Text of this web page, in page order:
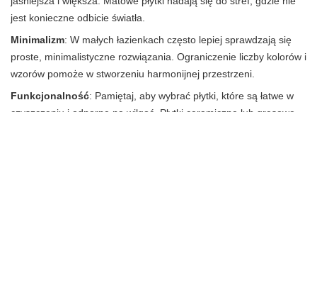
jest konieczne odbicie światła.
Minimalizm: W małych łazienkach często lepiej sprawdzają się
proste, minimalistyczne rozwiązania. Ograniczenie liczby kolorów i
wzorów pomoże w stworzeniu harmonijnej przestrzeni.
Funkcjonalność: Pamiętaj, aby wybrać płytki, które są łatwe w
czyszczeniu i odporne na wilgoć. Płytki ceramiczne lub gresowe